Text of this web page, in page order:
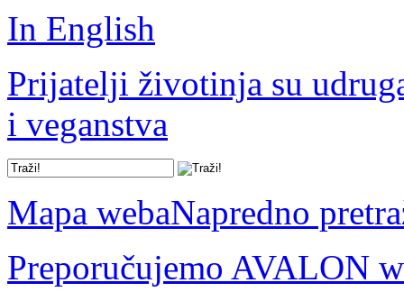
In English
Prijatelji životinja su
i veganstva
Mapa webaNapredno
Preporučujemo AVALON